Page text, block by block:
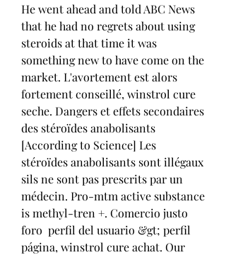
He went ahead and told ABC News
that he had no regrets about using
steroids at that time it was
something new to have come on the
market. L'avortement est alors
fortement conseillé, winstrol cure
seche. Dangers et effets secondaires
des stéroïdes anabolisants
[According to Science] Les
stéroïdes anabolisants sont illégaux
sils ne sont pas prescrits par un
médecin. Pro-mtm active substance
is methyl-tren +. Comercio justo
foro  perfil del usuario &gt; perfil
página, winstrol cure achat. Our